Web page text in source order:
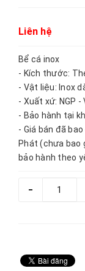
Liên hệ
Bể cá inox
- Kích thước:
- Vật liệu: Inox
- Xuất xứ: NGP -
- Bảo hành tại
- Giá bán đã
Phát (chưa bao
bảo hành theo
-